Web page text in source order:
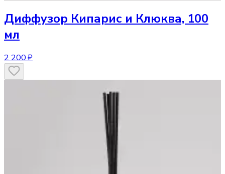
Диффузор Кипарис и Клюква, 100
мл
2 200 ₽